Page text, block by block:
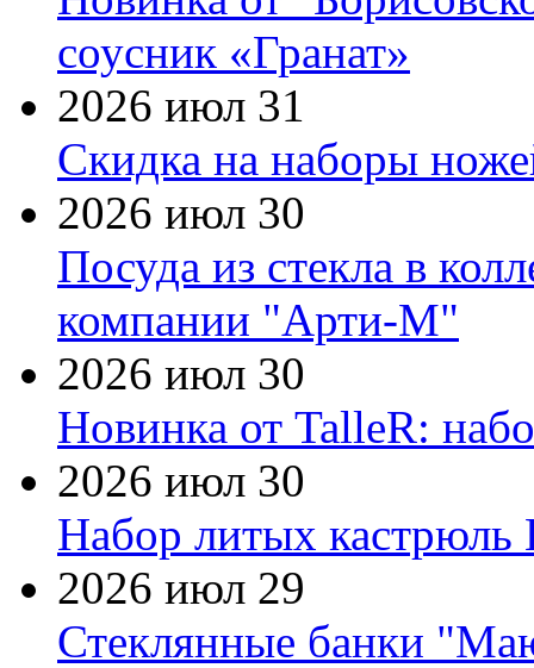
соусник «Гранат»
2026 июл 31
Скидка на наборы
2026 июл 30
Посуда из стекла в
компании "Арти-М"
2026 июл 30
Новинка от TalleR:
2026 июл 30
Набор литых кастрюль
2026 июл 29
Стеклянные банки